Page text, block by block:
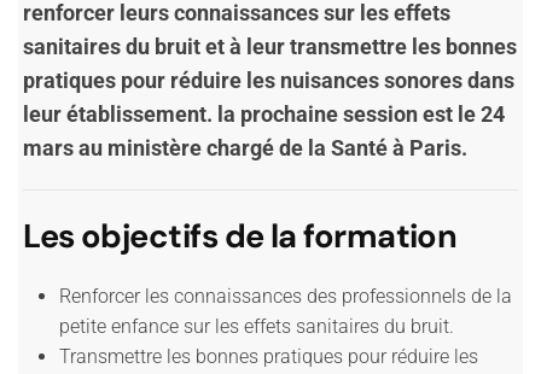
renforcer leurs connaissances sur les effets
sanitaires du bruit et à leur transmettre les bonnes
pratiques pour réduire les nuisances sonores dans
leur établissement. la prochaine session est le 24
mars au ministère chargé de la Santé à Paris.
Les objectifs de la formation
Renforcer les connaissances des professionnels de la
petite enfance sur les effets sanitaires du bruit.
Transmettre les bonnes pratiques pour réduire les